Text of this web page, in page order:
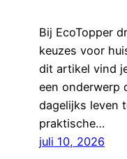
Bij EcoTopper
keuzes voor
dit artikel vind
een onderwerp
dagelijks leven
praktische…
juli 10, 2026